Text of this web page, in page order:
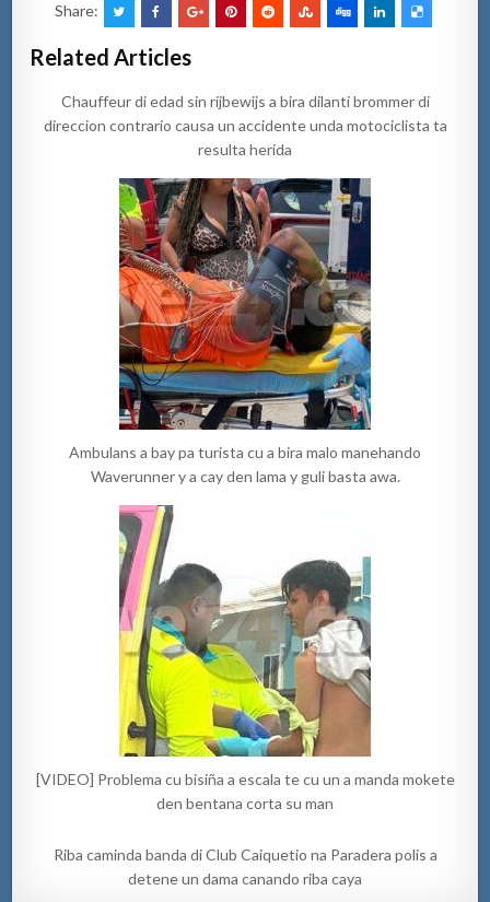
Share:
Related Articles
Chauffeur di edad sin rijbewijs a bira dilanti brommer di
direccion contrario causa un accidente unda motociclista ta
resulta herida
Ambulans a bay pa turista cu a bira malo manehando
Waverunner y a cay den lama y guli basta awa.
[VIDEO] Problema cu bisiña a escala te cu un a manda mokete
den bentana corta su man
Riba caminda banda di Club Caiquetio na Paradera polis a
detene un dama canando riba caya